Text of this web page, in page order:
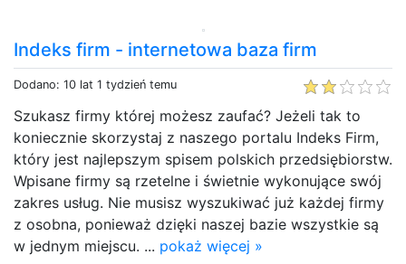
Indeks firm - internetowa baza firm
Dodano: 10 lat 1 tydzień temu
Szukasz firmy której możesz zaufać? Jeżeli tak to
koniecznie skorzystaj z naszego portalu Indeks Firm,
który jest najlepszym spisem polskich przedsiębiorstw.
Wpisane firmy są rzetelne i świetnie wykonujące swój
zakres usług. Nie musisz wyszukiwać już każdej firmy
z osobna, ponieważ dzięki naszej bazie wszystkie są
w jednym miejscu. ... pokaż więcej »